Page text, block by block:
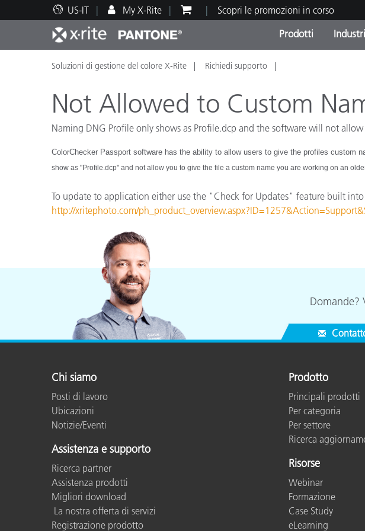
US-IT My X-Rite Scopri le promozioni in corso
Prodotti
Principali prodotti Categorie di Prodotto
Stampa e Packaging
Plastica
Vernici e Rivestimenti
Supporto tecnico Assistenza e manutenzione
Risorse didattiche Formazione
Brand Experience Center
Soluzioni di gestione del colore X-Rite Richiedi supporto
Not Allowed to Custom
Naming DNG Profile only shows as Profile.dcp and the software will not
ColorChecker Passport software has the ability to allow users to give the profiles custom
show as "Profile.dcp" and not allow you to give the file a custom name you are working on an
To update to application either use the "Check for Updates" feature built
http://xritephoto.com/
Domande?
Chi siamo
Posti di lavoro
Ubicazioni
Notizie/Eventi
Assistenza e supporto
Ricerca partner
Assistenza prodotti
Migliori download
La nostra offerta di servizi
Registrazione prodotto
Prodotto
Principali prodotti
Per categoria
Per settore
Ricerca
Risorse
Webinar
Formazione
Case Study
eLearning